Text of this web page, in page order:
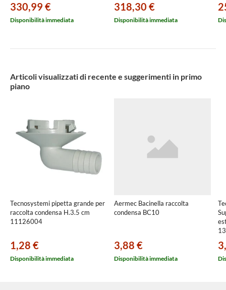
330,99 €
Disponibilità immediata
318,30 €
Disponibilità immediata
Articoli visualizzati di recente e suggerimenti in primo
piano
Tecnosystemi pipetta grande per
raccolta condensa H.3.5 cm
11126004
1,28 €
Disponibilità immediata
Aermec Bacinella raccolta
condensa BC10
3,88 €
Disponibilità immediata